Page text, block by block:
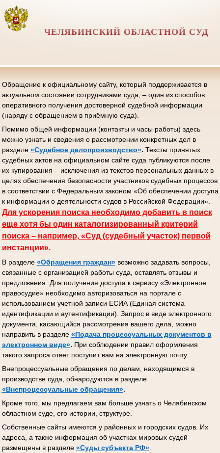
ЧЕЛЯБИНСКИЙ ОБЛАСТНОЙ СУД
Обращение к официальному сайту, который поддерживается в
актуальном состоянии сотрудниками суда, – один из способов
оперативного получения достоверной судебной информации
(наряду с обращением в приёмную суда).
Помимо общей информации (контакты и часы работы) здесь
можно узнать и сведения о рассмотрении конкретных дел в
разделе «Судебное делопроизводство». Тексты принятых
судебных актов на официальном сайте суда публикуются после
их купирования – исключения из текстов персональных данных в
целях обеспечения безопасности участников судебных процессов
в соответствии с Федеральным законом «Об обеспечении доступа
к информации о деятельности судов в Российской Федерации».
Для ускорения поиска необходимо добавить в поиск
еще хотя бы один каталогизированный критерий
поиска – например, «Суд (судебный участок) первой
инстанции».
В разделе «Обращения граждан»возможно задавать вопросы,
связанные с организацией работы суда, оставлять отзывы и
предложения. Для получения доступа к сервису «Электронное
правосудие» необходимо авторизоваться на портале с
использованием учетной записи ЕСИА (Единая система
идентификации и аутентификации). Запрос в виде электронного
документа, касающийся рассмотрения вашего дела, можно
направить в разделе «Подача процессуальных документов в
электронном виде». При соблюдении правил оформления
такого запроса ответ поступит вам на электронную почту.
Внепроцессуальные обращения по делам, находящимся в
производстве суда, обнародуются в разделе
«Внепроцессуальные обращения».
Кроме того, мы предлагаем вам больше узнать о Челябинском
областном суде, его истории, структуре.
Собственные сайты имеются у районных и городских судов. Их
адреса, а также информация об участках мировых судей
размещены в разделе «Суды субъекта РФ».